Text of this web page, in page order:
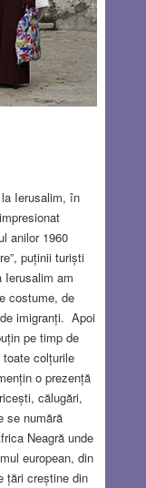
Ierusalim, în
anilor 1960
puținii turiști
am
costume, de
imigranți. Apoi
pe timp de
colțurile
o prezență
călugări,
se numără
Neagră unde
european, din
țări creștine din